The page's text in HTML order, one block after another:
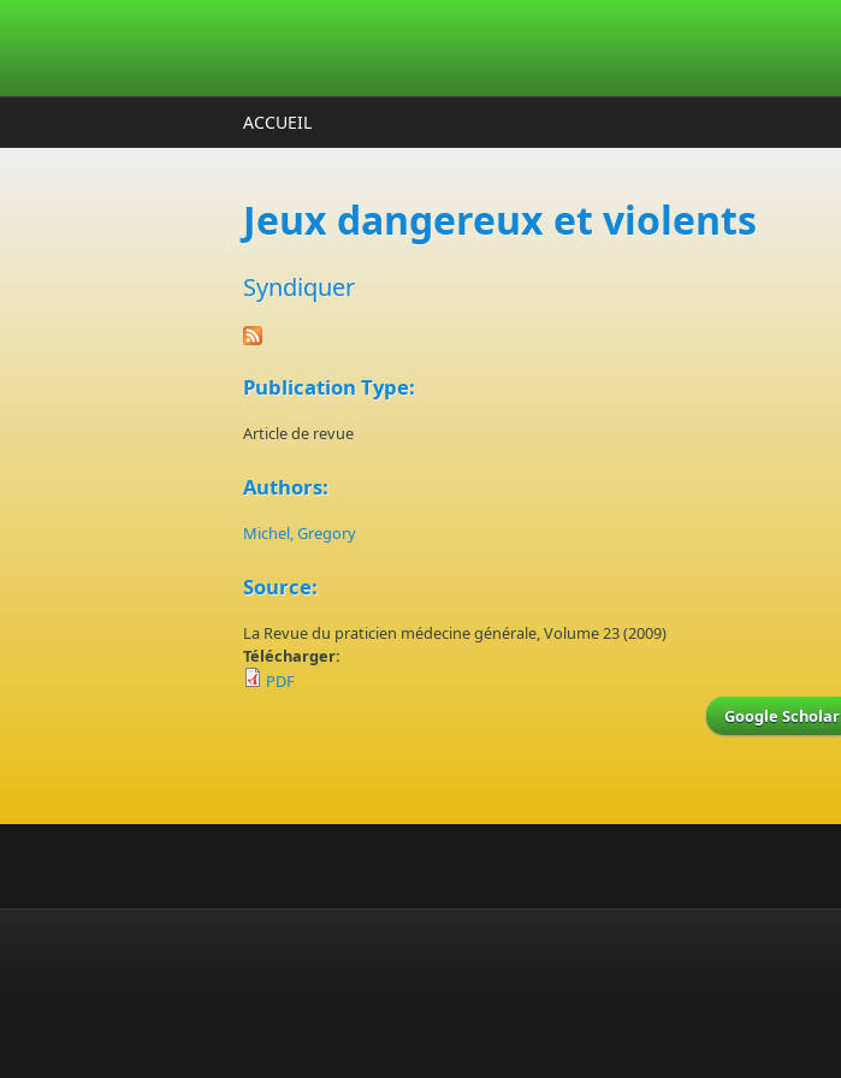
ACCUEIL
Jeux dangereux et violents
Syndiquer
Publication Type:
Article de revue
Authors:
Michel, Gregory
Source:
La Revue du praticien médecine générale, Volume 23 (2009)
Télécharger:
PDF
Google Scholar